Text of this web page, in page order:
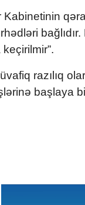
Kabinetinin
razılıq
başlaya